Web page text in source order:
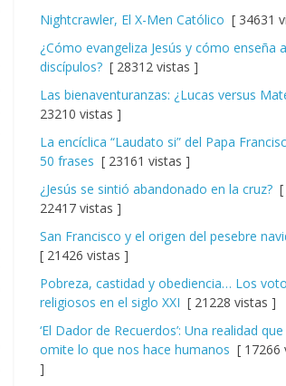
Nightcrawler, El X-Men Católico [ 34631
¿Cómo evangeliza Jesús y cómo enseña
discípulos? [ 28312 vistas ]
Las bienaventuranzas: ¿Lucas versus
23210 vistas ]
La encíclica “Laudato si” del Papa
50 frases [ 23161 vistas ]
¿Jesús se sintió abandonado en la cruz? [
22417 vistas ]
San Francisco y el origen del pesebre
[ 21426 vistas ]
Pobreza, castidad y obediencia… Los
religiosos en el siglo XXI [ 21228 vistas ]
‘El Dador de Recuerdos’: Una realidad que
omite lo que nos hace humanos [ 17266
]